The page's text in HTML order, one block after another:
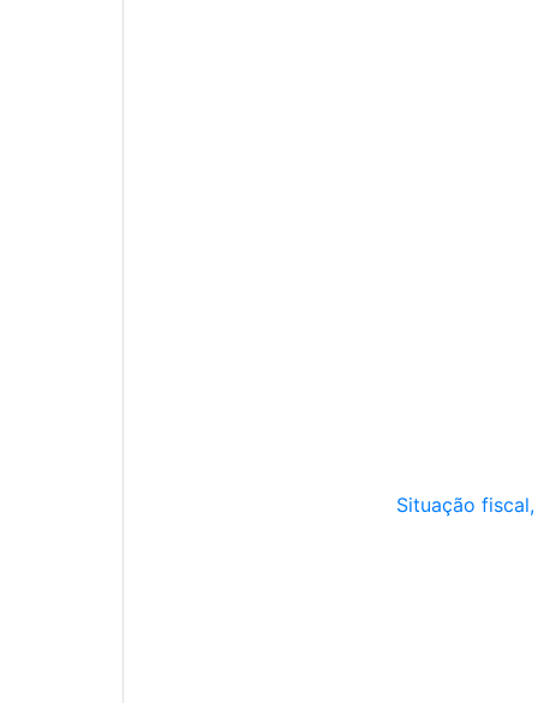
Situação